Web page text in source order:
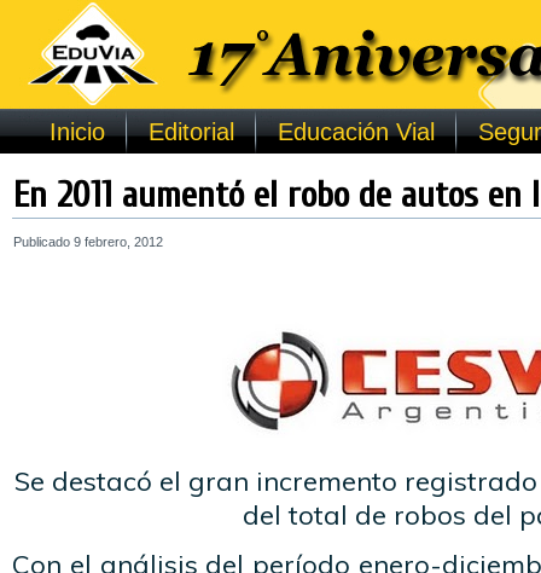
Inicio Editorial Educación Vial
En 2011 aumentó el robo de autos
Publicado 9 febrero, 2012
Se destacó el gran incremento registrado
del total de robos del
Con el análisis del período enero-